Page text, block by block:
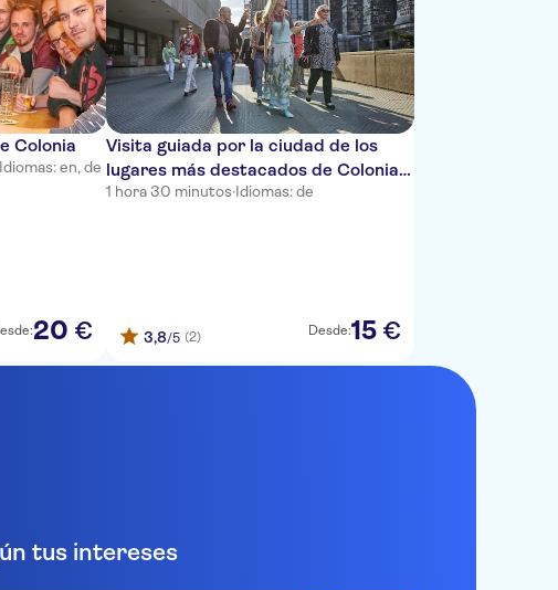
Colonia
Idiomas: en, de
20 €
Visita guiada por la ciudad de los
lugares más destacados de Colonia
en pocas palabras
1 hora 30 minutos·Idiomas: de
3,8/5 (2) Desde:15 €
tus intereses